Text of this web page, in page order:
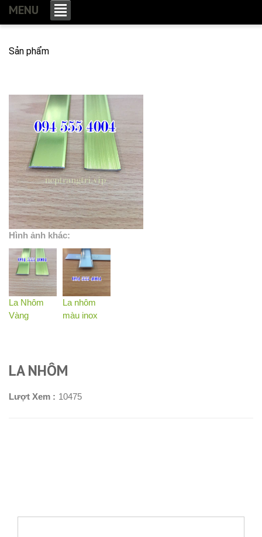
MENU
Sản phẩm
Hình ảnh khác:
La Nhôm
Vàng
La nhôm
màu inox
LA NHÔM
Lượt Xem : 10475